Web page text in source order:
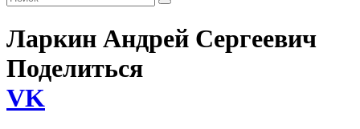
Ларкин Андрей Сергеевич
Поделиться
VK